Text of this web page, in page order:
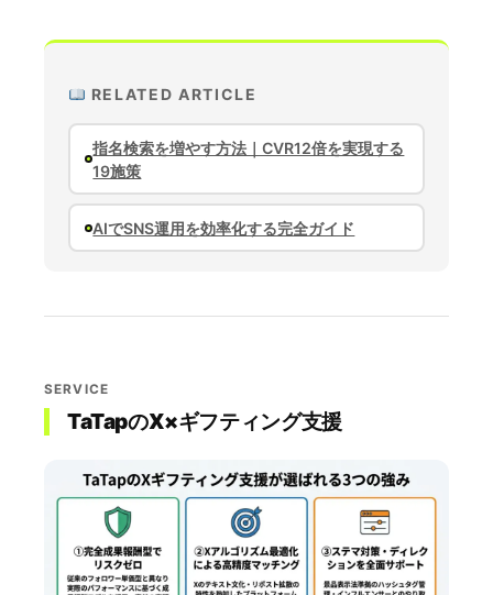
RELATED ARTICLE
指名検索を増やす方法｜CVR12倍を実現する
19施策
AIでSNS運用を効率化する完全ガイド
SERVICE
TaTapのX×ギフティング支援